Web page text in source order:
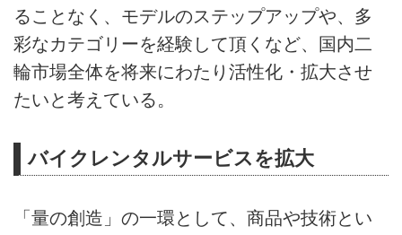
ることなく、モデルのステップアップや、多
彩なカテゴリーを経験して頂くなど、国内二
輪市場全体を将来にわたり活性化・拡大させ
たいと考えている。
バイクレンタルサービスを拡大
「量の創造」の一環として、商品や技術とい